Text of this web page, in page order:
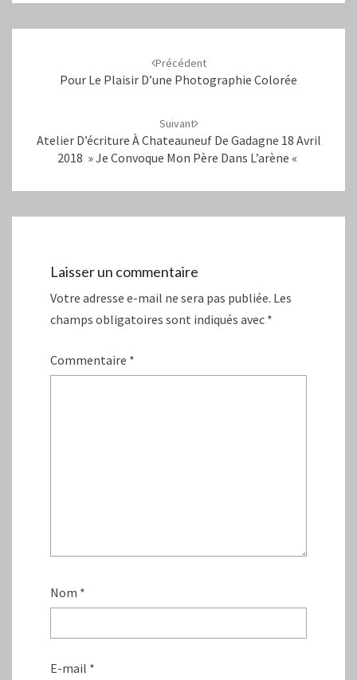
Précédent
Pour Le Plaisir D’une Photographie Colorée
Suivant
Atelier D’écriture À Chateauneuf De Gadagne 18 Avril
2018 » Je Convoque Mon Père Dans L’arène «
Laisser un commentaire
Votre adresse e-mail ne sera pas publiée. Les
champs obligatoires sont indiqués avec *
Commentaire *
Nom *
E-mail *